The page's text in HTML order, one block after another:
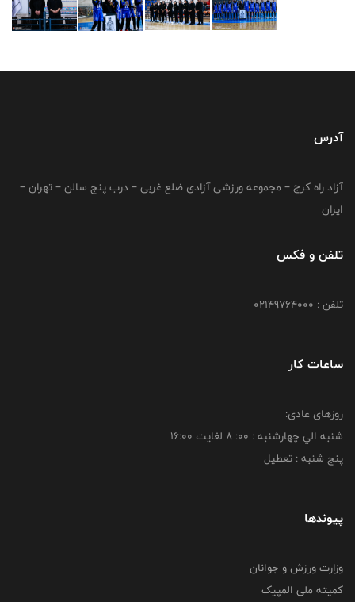
آدرس
آزاد راه کرج – مجموعه ورزشی آزادی ضلع غربی – درب پنج سالن – تهران –
ایران
تلفن و فکس
تلفن : 02149764000
ساعات کار
روزهای عادی:
شنبه الي چهارشنبه : 00: 8 لغايت 16:00
پنج شنبه : تعطیل
پیوندها
وزارت ورزش و جوانان
کمیته ملی المپیک